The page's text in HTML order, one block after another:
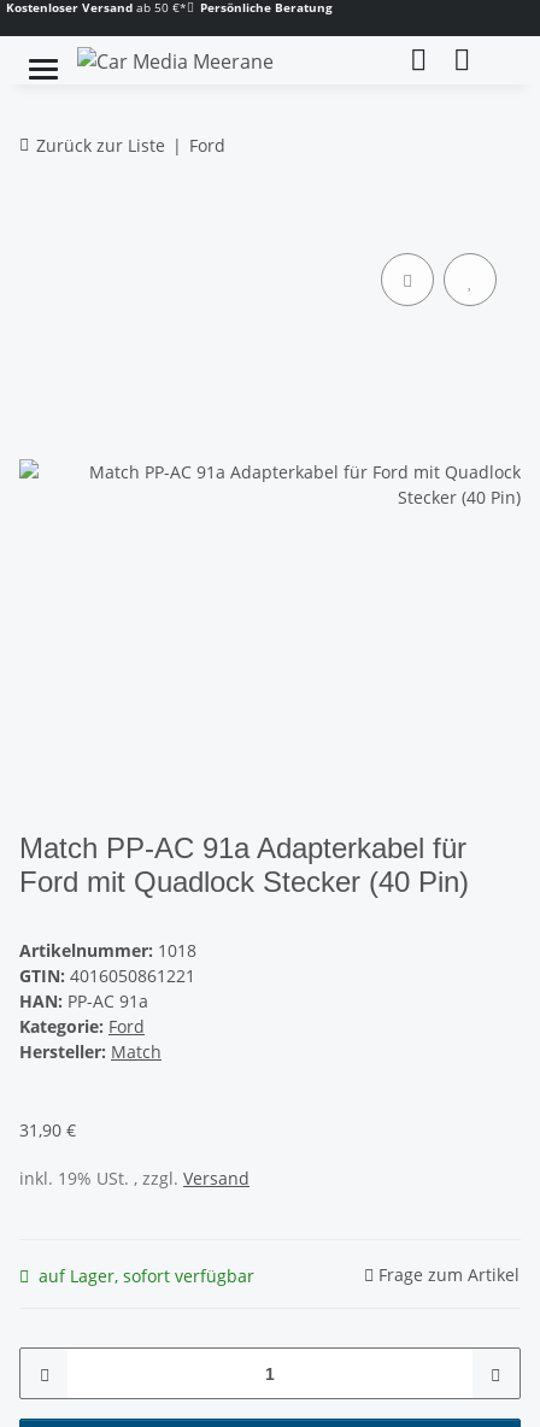
Kostenloser Versand ab 50 €* Persönliche Beratung
Zurück zur Liste Ford
Match PP-AC 91a Adapterkabel für
Ford mit Quadlock Stecker (40 Pin)
Artikelnummer: 1018
GTIN: 4016050861221
HAN: PP-AC 91a
Kategorie: Ford
Hersteller: Match
31,90 €
inkl. 19% USt. , zzgl. Versand
auf Lager, sofort verfügbar Frage zum Artikel